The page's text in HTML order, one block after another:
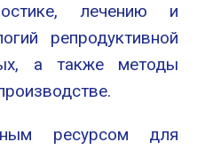
лечению и
репродуктивной
а также методы
ресурсом для